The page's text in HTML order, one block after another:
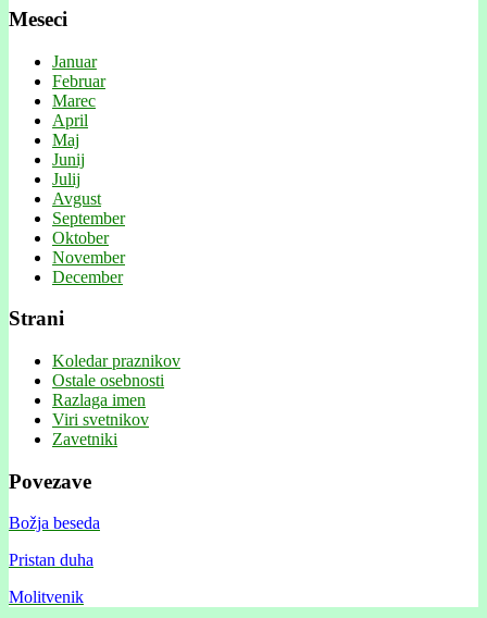
Meseci
Januar
Februar
Marec
April
Maj
Junij
Julij
Avgust
September
Oktober
November
December
Strani
Koledar praznikov
Ostale osebnosti
Razlaga imen
Viri svetnikov
Zavetniki
Povezave
Božja beseda
Pristan duha
Molitvenik